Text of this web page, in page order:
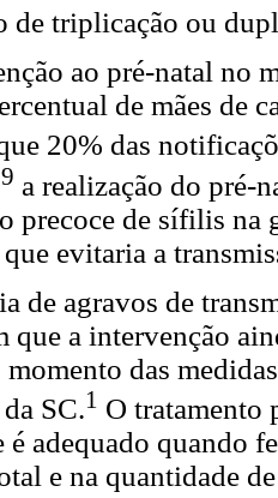
de triplicação ou
ao pré-natal no
de mães de
20% das
a realização do pré-
precoce de sífilis na
evitaria a
de agravos de
que a intervenção
das
SC.1 O tratamento
é adequado quando
e na quantidade